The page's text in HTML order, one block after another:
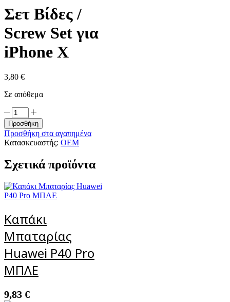
Σετ Βίδες /
Screw Set για
iPhone X
3,80 €
Σε απόθεμα
Σετ
Βίδες
/
Screw
Set
iPhone
ποσότητα
Προσθήκη
Προσθήκη στα αγαπημένα
Κατασκευαστής: OEM
Σχετικά προϊόντα
Καπάκι
Μπαταρίας
Huawei P40 Pro
ΜΠΛΕ
9,83 €